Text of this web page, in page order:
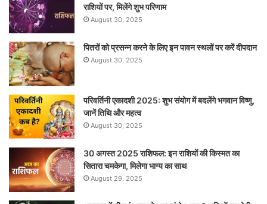
राशियों पर, मिलेंगे शुभ परिणाम
August 30, 2025
पितरों को प्रसन्न करने के लिए इन पावन स्थलों पर करें दीपदान
August 30, 2025
परिवर्तिनी एकादशी 2025: शुभ संयोग में बदलेंगे भगवान विष्णु,
जानें तिथि और महत्व
August 30, 2025
30 अगस्त 2025 राशिफल: इन राशियों की किस्मत का
सितारा चमकेगा, मिलेगा भाग्य का साथ
August 29, 2025